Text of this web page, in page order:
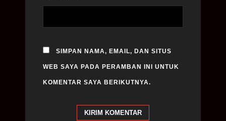
SIMPAN NAMA, EMAIL, DAN SITUS
WEB SAYA PADA PERAMBAN INI UNTUK
KOMENTAR SAYA BERIKUTNYA.